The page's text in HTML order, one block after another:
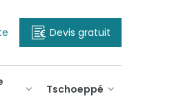
Devis gratuit
Tschoeppé